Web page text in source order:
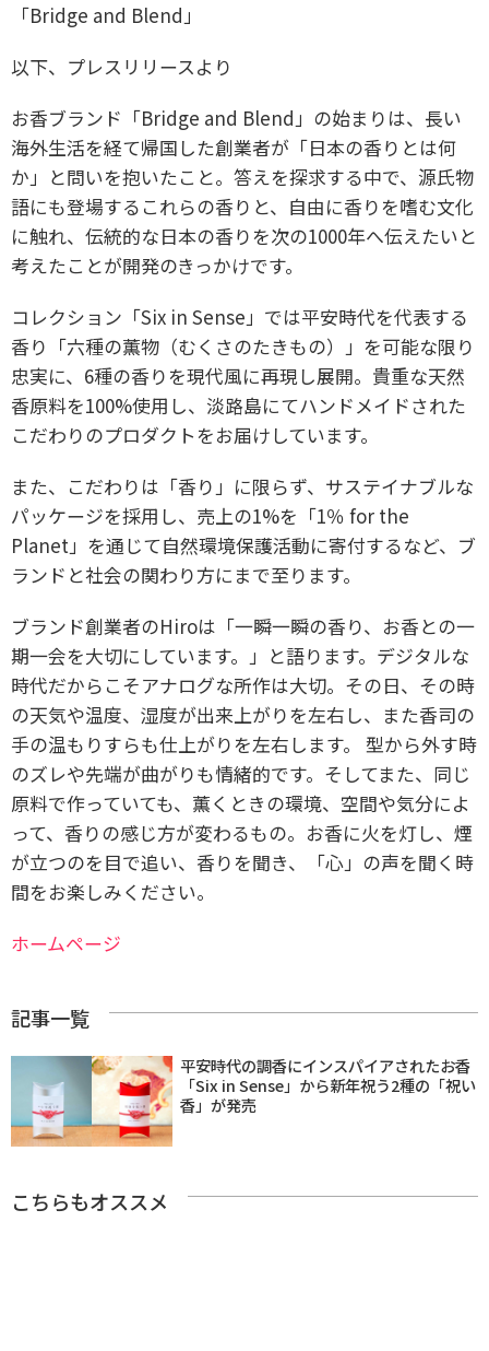
「Bridge and Blend」
以下、プレスリリースより
お香ブランド「Bridge and Blend」の始まりは、長い
海外生活を経て帰国した創業者が「日本の香りとは何
か」と問いを抱いたこと。答えを探求する中で、源氏物
語にも登場するこれらの香りと、自由に香りを嗜む文化
に触れ、伝統的な日本の香りを次の1000年へ伝えたいと
考えたことが開発のきっかけです。
コレクション「Six in Sense」では平安時代を代表する
香り「六種の薫物（むくさのたきもの）」を可能な限り
忠実に、6種の香りを現代風に再現し展開。貴重な天然
香原料を100%使用し、淡路島にてハンドメイドされた
こだわりのプロダクトをお届けしています。
また、こだわりは「香り」に限らず、サステイナブルな
パッケージを採用し、売上の1%を「1％ for the
Planet」を通じて自然環境保護活動に寄付するなど、ブ
ランドと社会の関わり方にまで至ります。
ブランド創業者のHiroは「一瞬一瞬の香り、お香との一
期一会を大切にしています。」と語ります。デジタルな
時代だからこそアナログな所作は大切。その日、その時
の天気や温度、湿度が出来上がりを左右し、また香司の
手の温もりすらも仕上がりを左右します。 型から外す時
のズレや先端が曲がりも情緒的です。そしてまた、同じ
原料で作っていても、薫くときの環境、空間や気分によ
って、香りの感じ方が変わるもの。お香に火を灯し、煙
が立つのを目で追い、香りを聞き、「心」の声を聞く時
間をお楽しみください。
ホームページ
記事一覧
平安時代の調香にインスパイアされたお香
「Six in Sense」から新年祝う2種の「祝い
香」が発売
こちらもオススメ